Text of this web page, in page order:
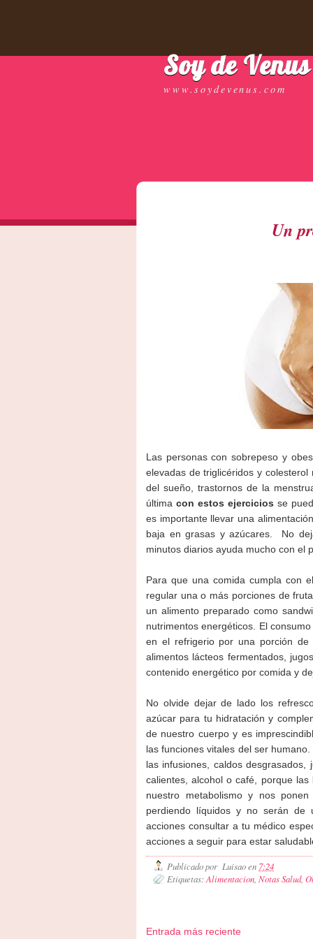
Soy de Venus
www.soydevenus.com
Un
Las personas con sobrepeso y
elevadas de triglicéridos y
del sueño, trastornos de la
última con estos ejercicios se
es importante llevar una
baja en grasas y azúcares. No
minutos diarios ayuda mucho con el
Para que una comida cumpla con
regular una o más porciones de
un alimento preparado como
nutrimentos energéticos. El
en el refrigerio por una porción de
alimentos lácteos fermentados,
contenido energético por comida y
No olvide dejar de lado los
azúcar para tu hidratación y
de nuestro cuerpo y es
las funciones vitales del ser
las infusiones, caldos
calientes, alcohol o café, porque
nuestro metabolismo y nos
perdiendo líquidos y no serán de
acciones consultar a tu médico
acciones a seguir para estar
Publicado por Luisaoen 7:24
Etiquetas:Alimentacion Notas Salud,
Entrada más reciente